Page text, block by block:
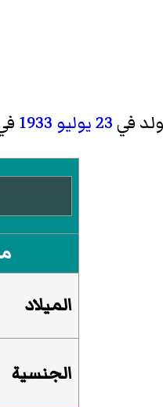
في23 يوليو 1933
الميلاد
الجنسية